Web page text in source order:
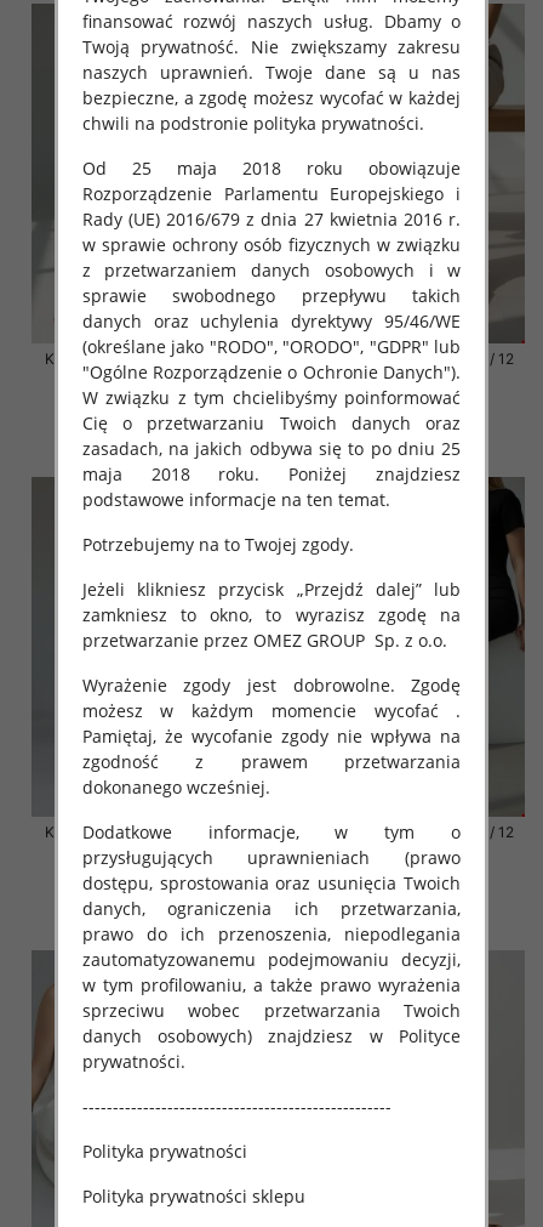
Klapki damskie Roz 36-42 / 12
par
41.00 zł
szczegóły
Klapki damskie Roz 36-42 / 12
par
41.00 zł
szczegóły
Klapki damskie Roz 36-42 / 12
par
41.00 zł
szczegóły
Klapki damskie Roz 36-42 / 12
par
41.00 zł
szczegóły
finansować rozwój naszych usług. Dbamy o
Twoją prywatność. Nie zwiększamy zakresu
naszych uprawnień. Twoje dane są u nas
bezpieczne, a zgodę możesz wycofać w każdej
chwili na podstronie polityka prywatności.
Od 25 maja 2018 roku obowiązuje
Rozporządzenie Parlamentu Europejskiego i
Rady (UE) 2016/679 z dnia 27 kwietnia 2016 r.
w sprawie ochrony osób fizycznych w związku
z przetwarzaniem danych osobowych i w
sprawie swobodnego przepływu takich
danych oraz uchylenia dyrektywy 95/46/WE
(określane jako "RODO", "ORODO", "GDPR" lub
"Ogólne Rozporządzenie o Ochronie Danych").
W związku z tym chcielibyśmy poinformować
Cię o przetwarzaniu Twoich danych oraz
zasadach, na jakich odbywa się to po dniu 25
maja 2018 roku. Poniżej znajdziesz
podstawowe informacje na ten temat.
Potrzebujemy na to Twojej zgody.
Jeżeli klikniesz przycisk „Przejdź dalej” lub
zamkniesz to okno, to wyrazisz zgodę na
przetwarzanie przez OMEZ GROUP Sp. z o.o.
Wyrażenie zgody jest dobrowolne. Zgodę
możesz w każdym momencie wycofać .
Pamiętaj, że wycofanie zgody nie wpływa na
zgodność z prawem przetwarzania
dokonanego wcześniej.
Dodatkowe informacje, w tym o
przysługujących uprawnieniach (prawo
dostępu, sprostowania oraz usunięcia Twoich
danych, ograniczenia ich przetwarzania,
prawo do ich przenoszenia, niepodlegania
zautomatyzowanemu podejmowaniu decyzji,
w tym profilowaniu, a także prawo wyrażenia
sprzeciwu wobec przetwarzania Twoich
danych osobowych) znajdziesz w Polityce
prywatności.
---------------------------------------------------
Polityka prywatności
Polityka prywatności sklepu